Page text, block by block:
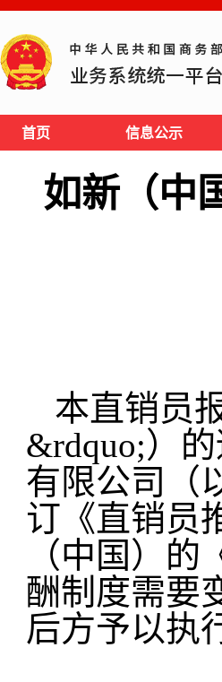
首页 信息公示
如新（中
本直销员
&rdquo;）
有限公司（
订《直销员
（中国）
酬制度需要
后方予以执